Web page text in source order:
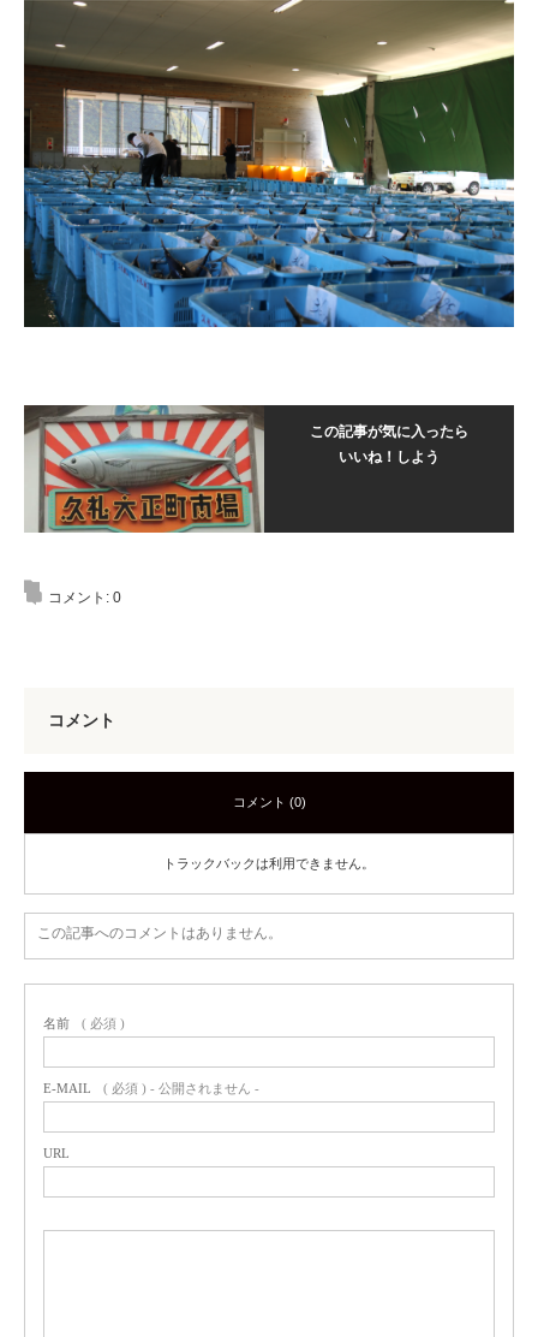
この記事が気に入ったら
いいね！しよう
コメント: 0
コメント
コメント (0)
トラックバックは利用できません。
この記事へのコメントはありません。
名前 ( 必須 )
E-MAIL ( 必須 ) - 公開されません -
URL